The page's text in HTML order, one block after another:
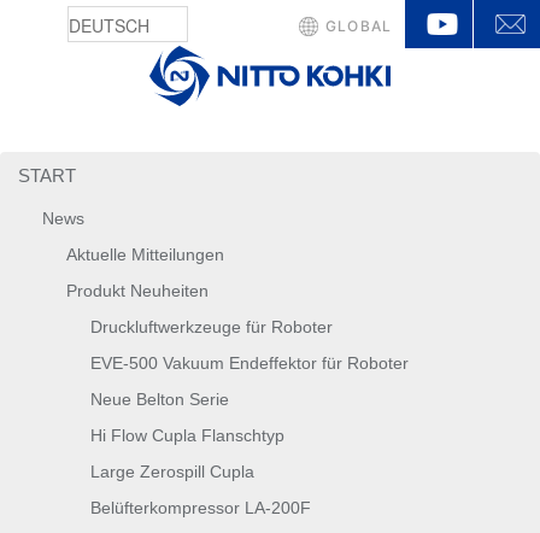
START
News
Aktuelle Mitteilungen
Produkt Neuheiten
Druckluftwerkzeuge für Roboter
EVE-500 Vakuum Endeffektor für Roboter
Neue Belton Serie
Hi Flow Cupla Flanschtyp
Large Zerospill Cupla
Belüfterkompressor LA-200F
GLOBAL